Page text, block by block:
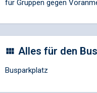
für Gruppen gegen
Alles für den Bus
Busparkplatz